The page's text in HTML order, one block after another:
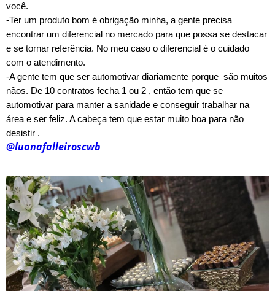
você.
-Ter um produto bom é obrigação minha, a gente precisa
encontrar um diferencial no mercado para que possa se destacar
e se tornar referência. No meu caso o diferencial é o cuidado
com o atendimento.
-A gente tem que ser automotivar diariamente porque são muitos
nãos. De 10 contratos fecha 1 ou 2 , então tem que se
automotivar para manter a sanidade e conseguir trabalhar na
área e ser feliz. A cabeça tem que estar muito boa para não
desistir .
@luanafalleiroscwb